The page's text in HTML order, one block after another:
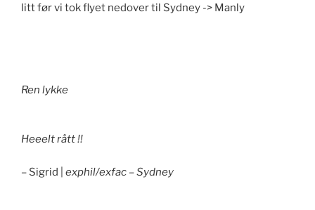
litt før vi tok flyet nedover til Sydney -> Manly
Ren lykke
Heeelt rått !!
– Sigrid | exphil/exfac – Sydney